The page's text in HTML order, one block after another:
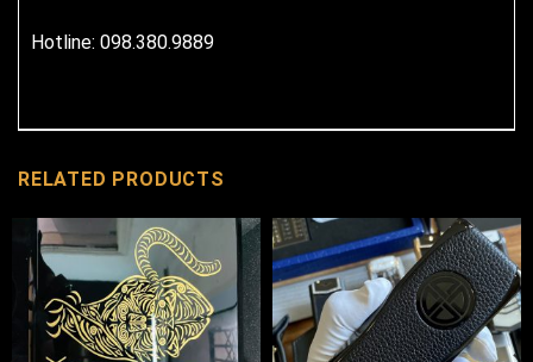
Hotline: 098.380.9889
RELATED PRODUCTS